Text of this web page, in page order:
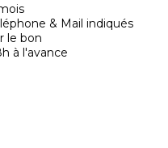
& Mail indiqués
le bon
à l'avance